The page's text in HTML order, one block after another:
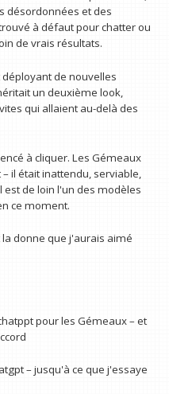
désordonnées et des
à défaut pour chatter ou
de vrais résultats.
de nouvelles
un deuxième look,
qui allaient au-delà des
à cliquer. Les Gémeaux
il était inattendu, serviable,
de loin l'un des modèles
ce moment.
donne que j'aurais aimé
pour les Gémeaux – et
– jusqu'à ce que j'essaye